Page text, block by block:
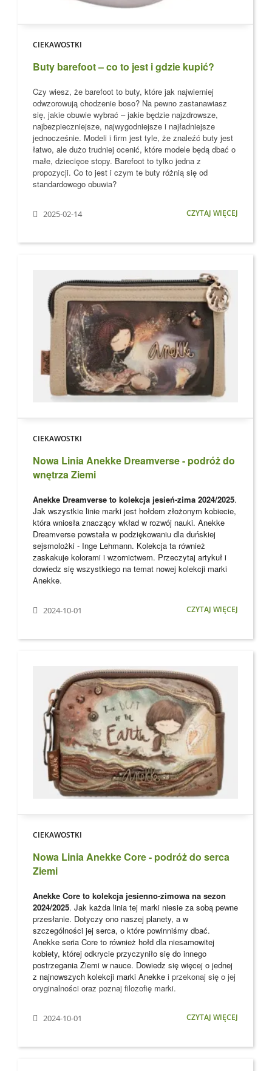
CIEKAWOSTKI
Buty barefoot – co to jest i gdzie kupić?
Czy wiesz, że barefoot to buty, które jak najwierniej
odwzorowują chodzenie boso? Na pewno zastanawiasz
się, jakie obuwie wybrać – jakie będzie najzdrowsze,
najbezpieczniejsze, najwygodniejsze i najładniejsze
jednocześnie. Modeli i firm jest tyle, że znaleźć buty jest
łatwo, ale dużo trudniej ocenić, które modele będą dbać o
małe, dziecięce stopy. Barefoot to tylko jedna z
propozycji. Co to jest i czym te buty różnią się od
standardowego obuwia?
2025-02-14 CZYTAJ WIĘCEJ
CIEKAWOSTKI
Nowa Linia Anekke Dreamverse - podróż do
wnętrza Ziemi
Anekke Dreamverse to kolekcja jesień-zima 2024/2025.
Jak wszystkie linie marki jest hołdem złożonym kobiecie,
która wniosła znaczący wkład w rozwój nauki. Anekke
Dreamverse powstała w podziękowaniu dla duńskiej
sejsmolożki - Inge Lehmann. Kolekcja ta również
zaskakuje kolorami i wzornictwem. Przeczytaj artykuł i
dowiedz się wszystkiego na temat nowej kolekcji marki
Anekke.
2024-10-01 CZYTAJ WIĘCEJ
CIEKAWOSTKI
Nowa Linia Anekke Core - podróż do serca
Ziemi
Anekke Core to kolekcja jesienno-zimowa na sezon
2024/2025. Jak każda linia tej marki niesie za sobą pewne
przesłanie. Dotyczy ono naszej planety, a w
szczególności jej serca, o które powinniśmy dbać.
Anekke seria Core to również hołd dla niesamowitej
kobiety, której odkrycie przyczyniło się do innego
postrzegania Ziemi w nauce. Dowiedz się więcej o jednej
z najnowszych kolekcji marki Anekke i przekonaj się o jej
oryginalności oraz poznaj filozofię marki.
2024-10-01 CZYTAJ WIĘCEJ